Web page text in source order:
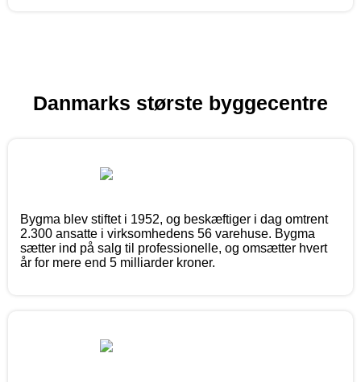
Danmarks største byggecentre
Bygma blev stiftet i 1952, og beskæftiger i dag omtrent
2.300 ansatte i virksomhedens 56 varehuse. Bygma
sætter ind på salg til professionelle, og omsætter hvert
år for mere end 5 milliarder kroner.